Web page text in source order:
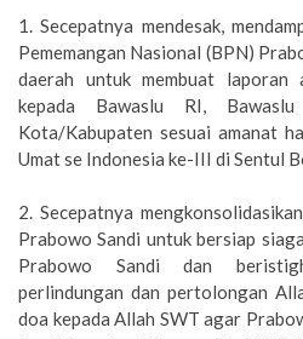
1. Secepatnya mendesak,
Pememangan Nasional (BPN)
daerah untuk membuat laporan
kepada Bawaslu RI,
Kota/Kabupaten sesuai amanat
Umat se Indonesia ke-III di Sentul
2. Secepatnya
Prabowo Sandi untuk bersiap
Prabowo Sandi dan
perlindungan dan pertolongan
doa kepada Allah SWT agar